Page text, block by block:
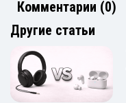
Комментарии (0)
Другие статьи